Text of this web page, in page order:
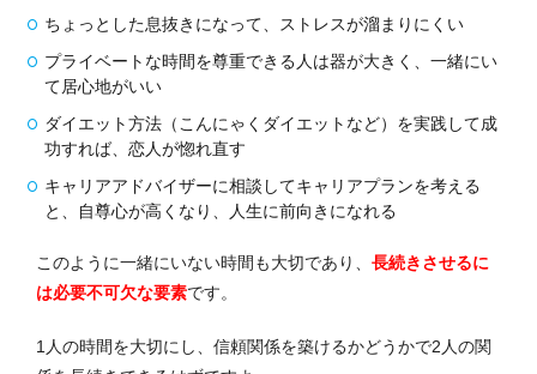
ちょっとした息抜きになって、ストレスが溜まりにくい
プライベートな時間を尊重できる人は器が大きく、一緒にい
て居心地がいい
ダイエット方法（こんにゃくダイエットなど）を実践して成
功すれば、恋人が惚れ直す
キャリアアドバイザーに相談してキャリアプランを考える
と、自尊心が高くなり、人生に前向きになれる
このように一緒にいない時間も大切であり、 長続きさせるに
は必要不可欠な要素です。
1人の時間を大切にし、信頼関係を築けるかどうかで2人の関